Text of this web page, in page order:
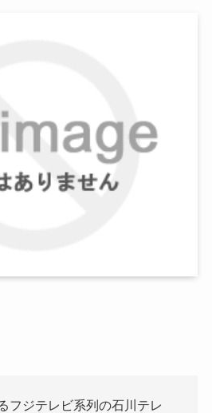
フジテレビ系列の石川テレ